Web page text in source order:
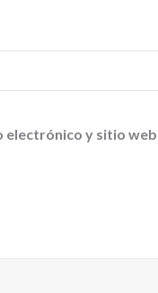
y sitio